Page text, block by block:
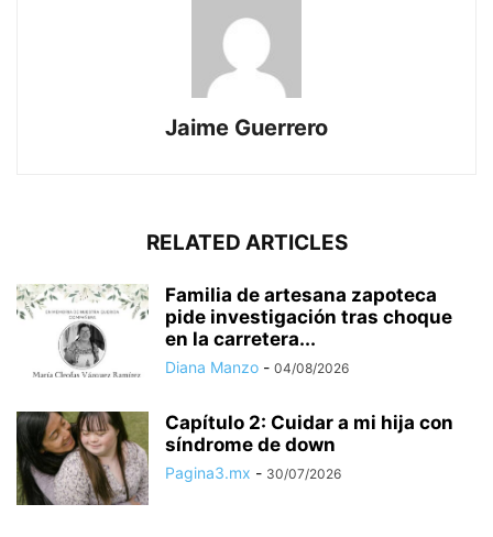
Jaime Guerrero
RELATED ARTICLES
Familia de artesana zapoteca
pide investigación tras choque
en la carretera...
Diana Manzo - 04/08/2026
Capítulo 2: Cuidar a mi hija con
síndrome de down
Pagina3.mx - 30/07/2026